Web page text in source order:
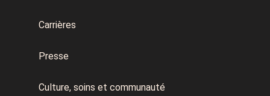
Carrières
Presse
Culture, soins et communauté